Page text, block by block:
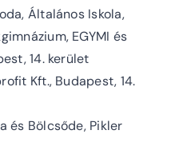
Általános Iskola,
EGYMI és
14. kerület
Kft., Budapest, 14.
és Bölcsőde, Pikler